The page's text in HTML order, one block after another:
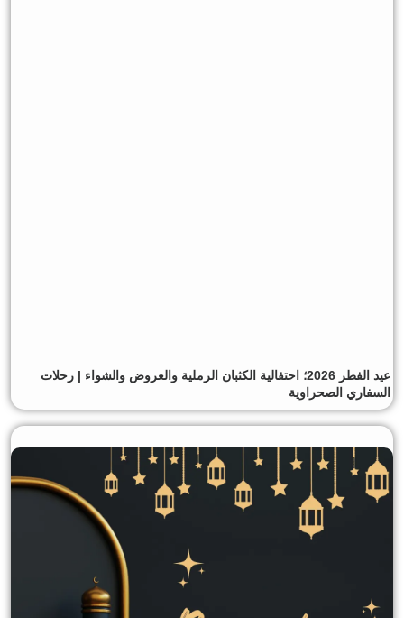
عيد الفطر 2026؛ احتفالية الكثبان الرملية والعروض والشواء | رحلات
السفاري الصحراوية